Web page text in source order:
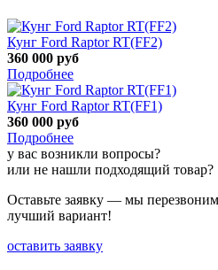
Кунг Ford Raptor RT(FF2)
360 000 руб
Подробнее
Кунг Ford Raptor RT(FF1)
360 000 руб
Подробнее
у вас возникли вопросы?
или не нашли подходящий товар?
Оставьте заявку — мы
лучший вариант!
оставить заявку